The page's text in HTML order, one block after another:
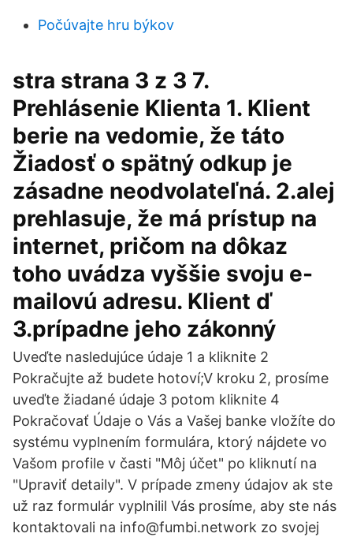
Počúvajte hru býkov
stra strana 3 z 3 7.
Prehlásenie Klienta 1. Klient
berie na vedomie, že táto
Žiadosť o spätný odkup je
zásadne neodvolateľná. 2.alej
prehlasuje, že má prístup na
internet, pričom na dôkaz
toho uvádza vyššie svoju e-
mailovú adresu. Klient ď
3.prípadne jeho zákonný
Uveďte nasledujúce údaje 1 a kliknite 2
Pokračujte až budete hotoví;V kroku 2, prosíme
uveďte žiadané údaje 3 potom kliknite 4
Pokračovať Údaje o Vás a Vašej banke vložíte do
systému vyplnením formulára, ktorý nájdete vo
Vašom profile v časti "Môj účet" po kliknutí na
"Upraviť detaily". V prípade zmeny údajov ak ste
už raz formulár vyplnilil Vás prosíme, aby ste nás
kontaktovali na info@fumbi.network zo svojej